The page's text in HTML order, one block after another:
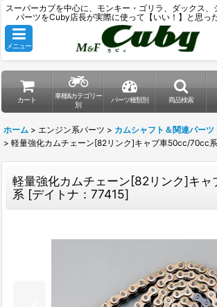
スーパーカブを中心に、モンキー・ゴリラ、ダックス、
パーツをCuby店長が実際に使って【いい！】と思っ
メニュー
カート
車種&カテゴリー
別
パーツ種類別 商品検索
ホーム > エンジン系パーツ > カムシャフト＆関連パーツ
> 軽量強化カムチェーン[82リンク]キャブ車50cc/70cc系
軽量強化カムチェーン[82リンク]キ
系 [デイトナ：77415]